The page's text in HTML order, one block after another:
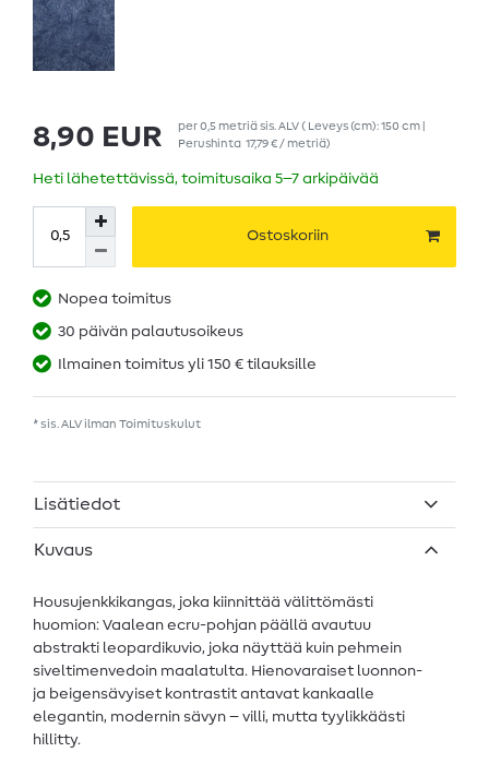
8,90 EUR per0,5 metriäsis. ALV( Leveys (cm): 150 cm |
Perushinta 17,79 € / metriä)
Heti lähetettävissä, toimitusaika 5–7 arkipäivää
Ostoskoriin
Nopea toimitus
30 päivän palautusoikeus
Ilmainen toimitus yli 150 € tilauksille
* sis. ALV ilman Toimituskulut
Lisätiedot
Kuvaus
Housujenkkikangas, joka kiinnittää välittömästi
huomion: Vaalean ecru-pohjan päällä avautuu
abstrakti leopardikuvio, joka näyttää kuin pehmein
siveltimenvedoin maalatulta. Hienovaraiset luonnon-
ja beigensävyiset kontrastit antavat kankaalle
elegantin, modernin sävyn – villi, mutta tyylikkäästi
hillitty.